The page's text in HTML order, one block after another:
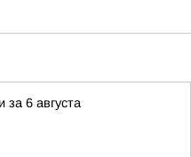
за 6 августа